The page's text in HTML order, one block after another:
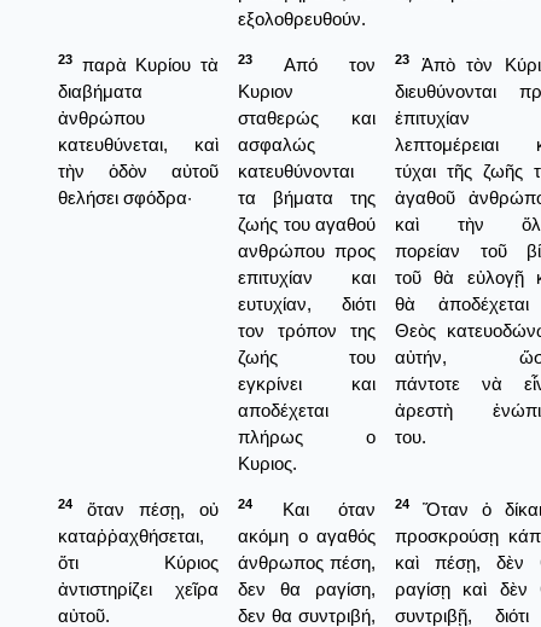
εξολοθρευθούν.
23
παρὰ Κυρίου τὰ
διαβήματα
ἀνθρώπου
κατευθύνεται, καὶ
τὴν ὁδὸν αὐτοῦ
θελήσει σφόδρα·
23
Από τον
Κυριον
σταθερώς και
ασφαλώς
κατευθύνονται
τα βήματα της
ζωής του αγαθού
ανθρώπου προς
επιτυχίαν και
ευτυχίαν, διότι
τον τρόπον της
ζωής του
εγκρίνει και
αποδέχεται
πλήρως ο
Κυριος.
23
Ἀπὸ τὸν
διευθύνονται
ἐπιτυχίαν
λεπτομέρειαι
τύχαι τῆς ζωῆς
ἀγαθοῦ
καὶ τὴν
πορείαν τοῦ
τοῦ θὰ εὐλογῇ
θὰ
Θεὸς
αὐτήν,
πάντοτε νὰ
ἀρεστὴ
του.
24
ὅταν πέσῃ, οὐ
καταῤῥαχθήσεται,
ὅτι Κύριος
ἀντιστηρίζει χεῖρα
αὐτοῦ.
24
Και όταν
ακόμη ο αγαθός
άνθρωπος πέση,
δεν θα ραγίση,
δεν θα συντριβή,
24
Ὅταν ὁ
προσκρούσῃ
καὶ πέσῃ, δὲν
ραγίσῃ καὶ δὲν
συντριβῇ,